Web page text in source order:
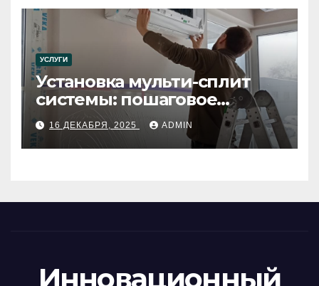
УСЛУГИ
Установка мульти-сплит
системы: пошаговое
руководство
16 ДЕКАБРЯ, 2025 ADMIN
Инновационный